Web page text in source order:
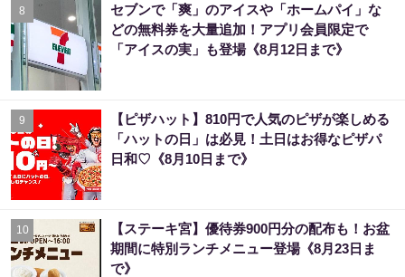
8
セブンで「爽」のアイスや「ホームパイ」な
どの無料券を大量追加！アプリ会員限定で
「アイスの実」も登場《8月12日まで》
9
【ピザハット】810円で人気のピザが楽しめる
「ハットの日」は必見！土日はお得なピザパ
日和♡《8月10日まで》
10
【ステーキ宮】優待券900円分の配布も！お盆
期間に特別ランチメニュー登場《8月23日ま
で》